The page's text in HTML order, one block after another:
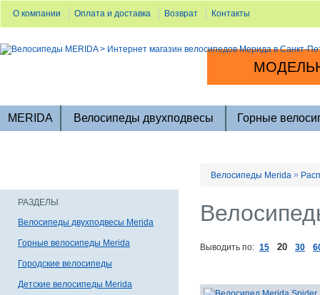
О компании Оплата и доставка Возврат Контакты
MERIDA Велосипеды двухподвесы Горные
РАЗДЕЛЫ
Велосипеды двухподвесы Merida
Горные велосипеды Merida
Городские велосипеды
Детские велосипеды Merida
Велосипеды Merida »
Выводить по: 15 20 30